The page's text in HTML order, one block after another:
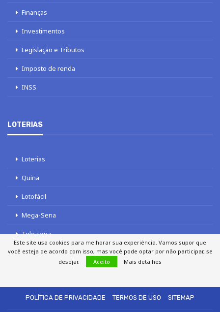
Finanças
Investimentos
Legislação e Tributos
Imposto de renda
INSS
LOTERIAS
Loterias
Quina
Lotofácil
Mega-Sena
Tele sena
POLÍTICA DE PRIVACIDADE
TERMOS DE USO SITEMAP
Este site usa cookies para melhorar sua experiência. Vamos supor que
você esteja de acordo com isso, mas você pode optar por não participar, se
desejar.
Aceito Mais detalhes